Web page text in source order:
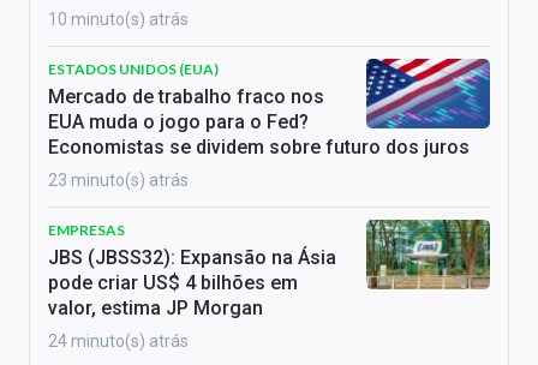
10 minuto(s) atrás
ESTADOS UNIDOS (EUA)
Mercado de trabalho fraco nos
EUA muda o jogo para o Fed?
Economistas se dividem sobre futuro dos juros
23 minuto(s) atrás
EMPRESAS
JBS (JBSS32): Expansão na Ásia
pode criar US$ 4 bilhões em
valor, estima JP Morgan
24 minuto(s) atrás